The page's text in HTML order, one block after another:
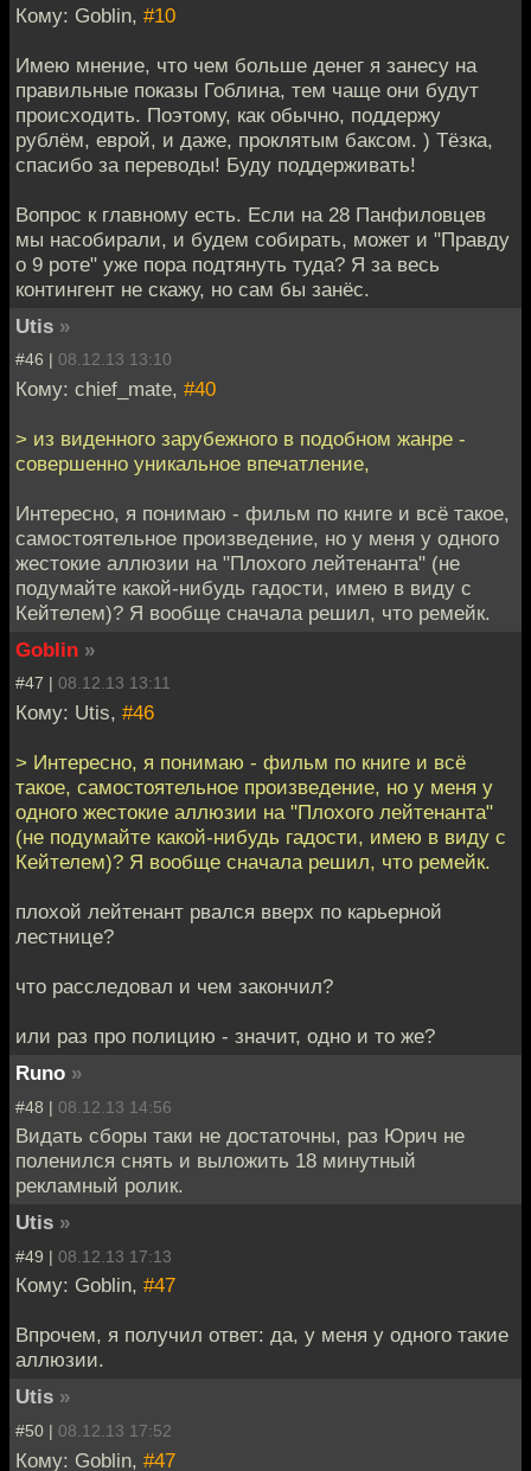
Кому: Goblin, #10
Имею мнение, что чем больше денег я занесу на
правильные показы Гоблина, тем чаще они будут
происходить. Поэтому, как обычно, поддержу
рублём, еврой, и даже, проклятым баксом. ) Тёзка,
спасибо за переводы! Буду поддерживать!
Вопрос к главному есть. Если на 28 Панфиловцев
мы насобирали, и будем собирать, может и "Правду
о 9 роте" уже пора подтянуть туда? Я за весь
контингент не скажу, но сам бы занёс.
Utis »
#46 | 08.12.13 13:10
Кому: chief_mate, #40
> из виденного зарубежного в подобном жанре -
совершенно уникальное впечатление,
Интересно, я понимаю - фильм по книге и всё такое,
самостоятельное произведение, но у меня у одного
жестокие аллюзии на "Плохого лейтенанта" (не
подумайте какой-нибудь гадости, имею в виду с
Кейтелем)? Я вообще сначала решил, что ремейк.
Goblin »
#47 | 08.12.13 13:11
Кому: Utis, #46
> Интересно, я понимаю - фильм по книге и всё
такое, самостоятельное произведение, но у меня у
одного жестокие аллюзии на "Плохого лейтенанта"
(не подумайте какой-нибудь гадости, имею в виду с
Кейтелем)? Я вообще сначала решил, что ремейк.
плохой лейтенант рвался вверх по карьерной
лестнице?
что расследовал и чем закончил?
или раз про полицию - значит, одно и то же?
Runo »
#48 | 08.12.13 14:56
Видать сборы таки не достаточны, раз Юрич не
поленился снять и выложить 18 минутный
рекламный ролик.
Utis »
#49 | 08.12.13 17:13
Кому: Goblin, #47
Впрочем, я получил ответ: да, у меня у одного такие
аллюзии.
Utis »
#50 | 08.12.13 17:52
Кому: Goblin, #47